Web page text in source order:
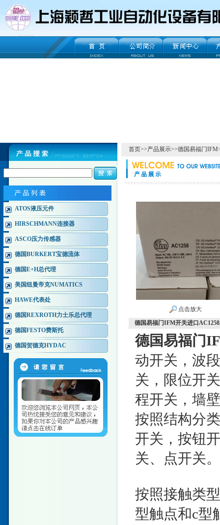
ATOS液压元件
HIRSCHMANN连接器
ASCO压力传感器
德国BURKERT宝德流体
德国E+H总代理
美国纽曼帝克NUMATICS
HAWE代表处
德国REXROTH力士乐总代理
德国FESTO费斯托
德国贺德克HYDAC
首页>>产品展示>>德国易福门IFM
点击放大
德国易福门IFM开关进口
德国易福门
动开关，波
关，限位开
程开关，墙
按照结构分
开关，按钮
关、点开关。
按照接触类
型触点和c型